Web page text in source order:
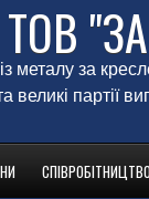
ТОВ
металу за
великі партії